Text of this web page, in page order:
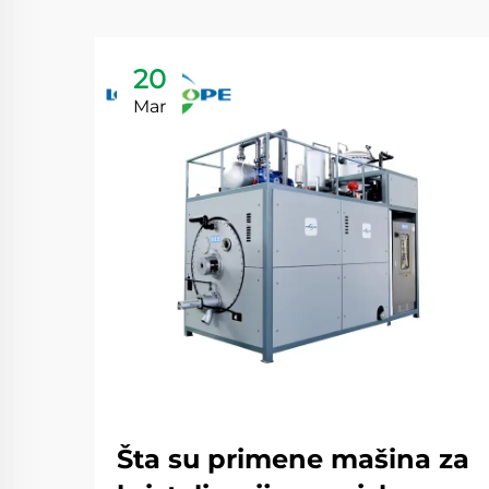
20
Mar
Šta su primene mašina za